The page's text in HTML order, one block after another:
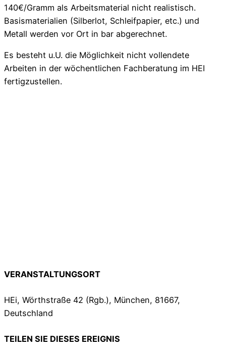
140€/Gramm als Arbeitsmaterial nicht realistisch.
Basismaterialien (Silberlot, Schleifpapier, etc.) und
Metall werden vor Ort in bar abgerechnet.
Es besteht u.U. die Möglichkeit nicht vollendete
Arbeiten in der wöchentlichen Fachberatung im HEI
fertigzustellen.
VERANSTALTUNGSORT
HEi, Wörthstraße 42 (Rgb.), München, 81667,
Deutschland
TEILEN SIE DIESES EREIGNIS